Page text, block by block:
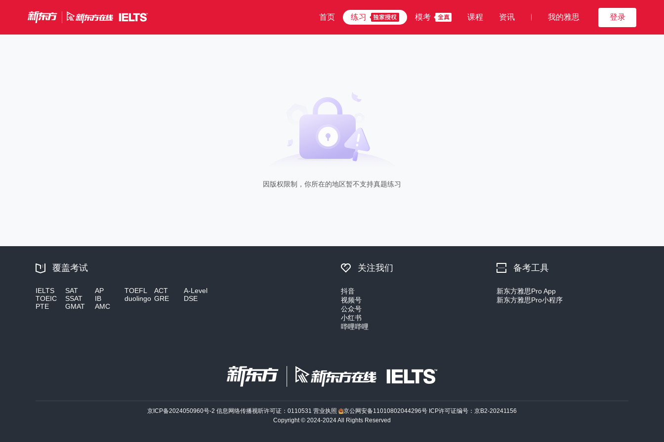
首页 练习 模考 课程 资讯 我的雅思 登录
因版权限制，你所在的地区暂不支持真题练习
覆盖考试
IELTS SAT AP TOEFL ACT
A-Level
TOEIC
SSAT IB duolingo GRE
DSE
PTE
GMAT AMC
关注我们
抖音
视频号
公众号
小红书
哔哩哔哩
备考工具
新东方雅思Pro App
新东方雅思Pro小程序
京ICP备2024050960号-2 信息网络传播视听许可证：0110531 营业执照 京公网安备11010802044296号 ICP许可证编号：京B2-20241156
Copyright © 2024-2024 All Rights Reserved